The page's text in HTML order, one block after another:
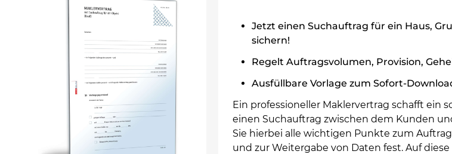
Jetzt einen Suchauftrag für ein Haus,
sichern!
Regelt Auftragsvolumen, Provision,
Ausfüllbare Vorlage zum Sofort-
Ein professioneller Maklervertrag schafft ein
einen Suchauftrag zwischen dem Kunden
Sie hierbei alle wichtigen Punkte zum
und zur Weitergabe von Daten fest. Auf